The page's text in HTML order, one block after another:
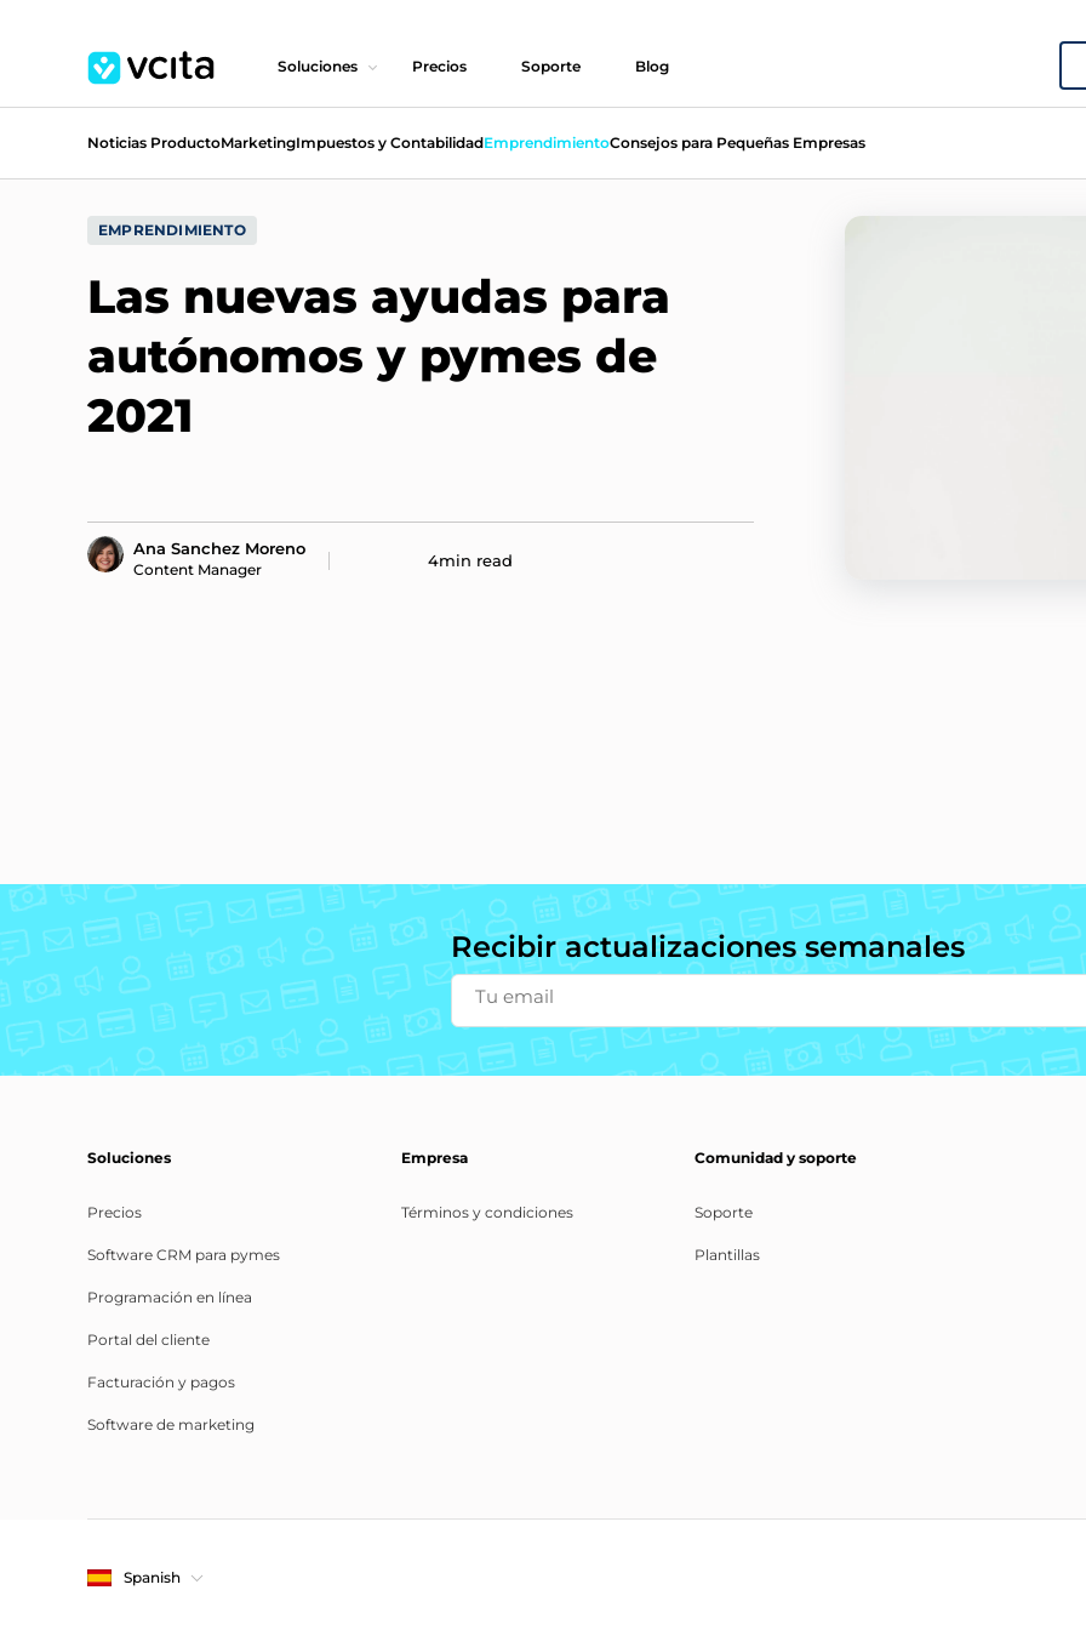
Soluciones Precios Soporte Blog
Noticias ProductoMarketingImpuestos y ContabilidadEmprendimientoConsejos para Pequeñas Empresas
EMPRENDIMIENTO
Las nuevas ayudas para
autónomos y pymes de
2021
Ana Sanchez Moreno
Content Manager 4min read
Recibir actualizaciones semanales
Tu email
Soluciones
Precios
Software CRM para pymes
Programación en línea
Portal del cliente
Facturación y pagos
Software de marketing
Empresa
Términos y condiciones
Comunidad y soporte
Soporte
Plantillas
Spanish